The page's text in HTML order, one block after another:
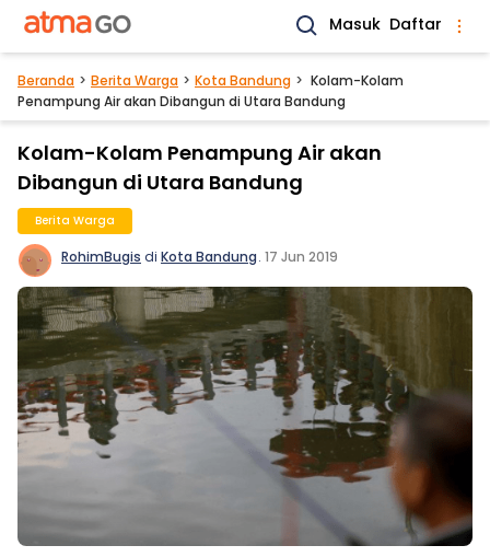
Masuk Daftar
Beranda Berita Warga Kota Bandung
Kolam-Kolam
Penampung Air akan Dibangun di Utara Bandung
Kolam-Kolam Penampung Air akan
Dibangun di Utara Bandung
Berita Warga
RohimBugis di Kota Bandung. 17 Jun 2019